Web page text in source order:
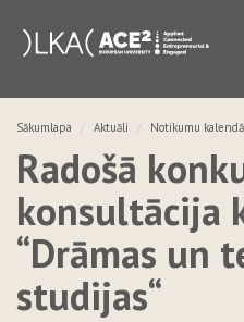
Sākumlapa Aktuāli Notikumu
Radošā
konsultācija
“Drāmas un
studijas“